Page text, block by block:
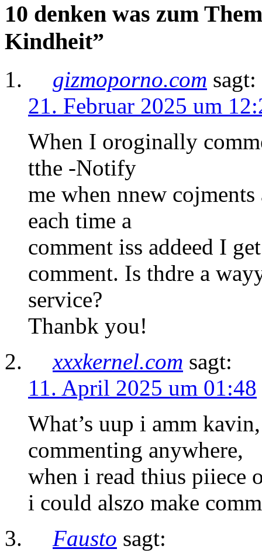
10 denken was zum
Kindheit”
gizmoporno.com sagt:
21. Februar 2025 um
When I oroginally
tthe -Notify
me when nnew
each time a
comment iss addeed I
comment. Is thdre a
service?
Thanbk you!
xxxkernel.com sagt:
11. April 2025 um 01:48
What’s uup i amm
commenting anywhere,
when i read thius piiece
i could alszo make
Fausto sagt: